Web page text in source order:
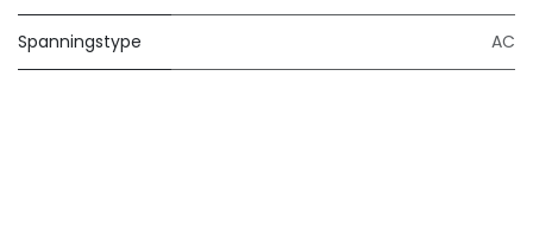
Spanningstype AC